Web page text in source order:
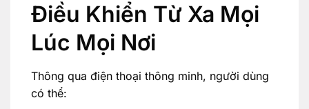
Điều Khiển Từ Xa Mọi
Lúc Mọi Nơi
Thông qua điện thoại thông minh, người dùng
có thể: